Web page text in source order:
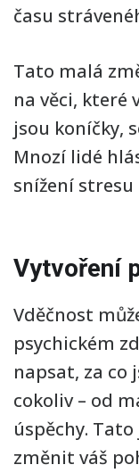
času
Tato malá
na věci, které
jsou koníčky,
Mnozí lidé
snížení
Vytvoření
Vděčnost
psychickém
napsat, za co
cokoliv – od
úspěchy.
změnit váš